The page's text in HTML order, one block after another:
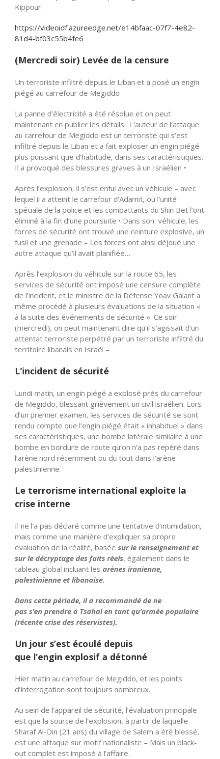
Kippour.
https://videoidf.azureedge.net/e14bfaac-07f7-4e82-
81d4-bf03c55b4fe6
(Mercredi soir) Levée de la censure
Un terroriste infiltré depuis le Liban et a posé un engin
piégé au carrefour de Megiddo
La panne d’électricité a été résolue et on peut
maintenant en publier les détails : L’auteur de l’attaque
au carrefour de Megiddo est un terroriste qui s’est
infiltré depuis le Liban et a fait exploser un engin piégé
plus puissant que d’habitude, dans ses caractéristiques.
Il a provoqué des blessures graves à un Israélien •
Après l’explosion, il s’est enfui avec un véhicule – avec
lequel il a atteint le carrefour d’Adamit, où l’unité
spéciale de la police et les combattants du Shin Bet l’ont
éliminé à la fin d’une poursuite • Dans son véhicule, les
forces de sécurité ont trouvé une ceinture explosive, un
fusil et une grenade – Les forces ont ainsi déjoué une
autre attaque qu’il avait planifiée…
Après l’explosion du véhicule sur la route 65, les
services de sécurité ont imposé une censure complète
de l’incident, et le ministre de la Défense Yoav Galant a
même procédé à plusieurs évaluations de la situation «
à la suite des événements de sécurité ». Ce soir
(mercredi), on peut maintenant dire qu’il s’agissait d’un
attentat terroriste perpétré par un terroriste infiltré du
territoire libanais en Israël –
L’incident de sécurité
Lundi matin, un engin piégé a explosé près du carrefour
de Megiddo, blessant grièvement un civil israélien. Lors
d’un premier examen, les services de sécurité se sont
rendu compte que l’engin piégé était « inhabituel » dans
ses caractéristiques, une bombe latérale similaire à une
bombe en bordure de route qu’on n’a pas repéré dans
l’arène nord récemment ou du tout dans l’arène
palestinienne.
Le terrorisme international exploite la
crise interne
Il ne l’a pas déclaré comme une tentative d’intimidation,
mais comme une manière d’expliquer sa propre
évaluation de la réalité, basée sur le renseignement et
sur le décryptage des faits réels, également dans le
tableau global incluant les arènes iranienne,
palestinienne et libanaise.
Dans cette période, il a recommandé de ne
pas s’en prendre à Tsahal en tantqu’armée populaire
(récente crise des réservistes).
Un jour s’est écoulé depuis
que l’engin explosif a détonné
Hier matin au carrefour de Megiddo, et les points
d’interrogation sont toujours nombreux.
Au sein de l’appareil de sécurité, l’évaluation principale
est que la source de l’explosion, à partir de laquelle
Sharaf Al-Din (21 ans) du village de Salem a été blessé,
est une attaque sur motif nationaliste – Mais un black-
out complet est imposé à l’affaire.